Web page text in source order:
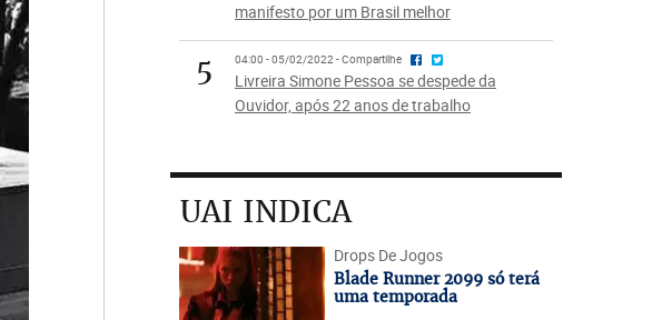
manifesto por um Brasil melhor
5 04:00 - 05/02/2022 - Compartilhe
Livreira Simone Pessoa se despede da
Ouvidor, após 22 anos de trabalho
UAI INDICA
Drops De Jogos
Blade Runner 2099 só terá
uma temporada